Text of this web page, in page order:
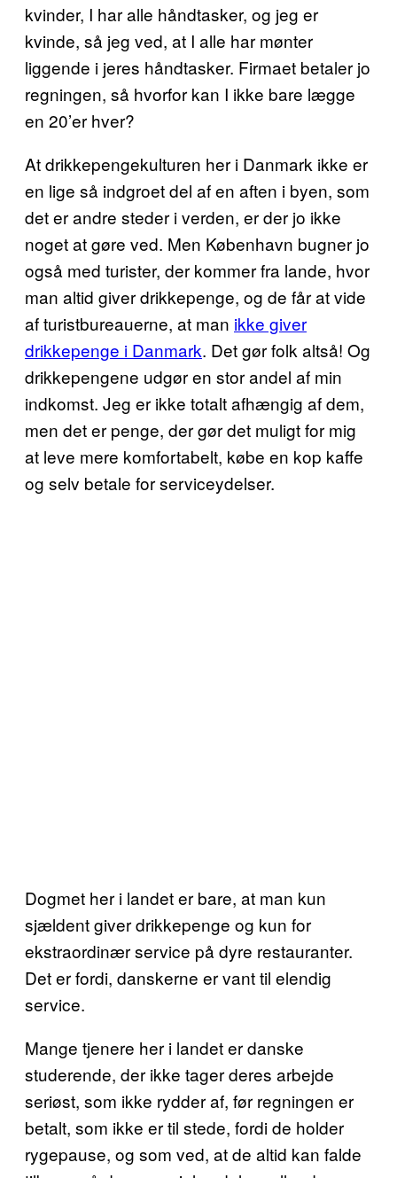
kvinder, I har alle håndtasker, og jeg er
kvinde, så jeg ved, at I alle har mønter
liggende i jeres håndtasker. Firmaet betaler jo
regningen, så hvorfor kan I ikke bare lægge
en 20’er hver?
At drikkepengekulturen her i Danmark ikke er
en lige så indgroet del af en aften i byen, som
det er andre steder i verden, er der jo ikke
noget at gøre ved. Men København bugner jo
også med turister, der kommer fra lande, hvor
man altid giver drikkepenge, og de får at vide
af turistbureauerne, at man ikke giver
drikkepenge i Danmark. Det gør folk altså! Og
drikkepengene udgør en stor andel af min
indkomst. Jeg er ikke totalt afhængig af dem,
men det er penge, der gør det muligt for mig
at leve mere komfortabelt, købe en kop kaffe
og selv betale for serviceydelser.
Dogmet her i landet er bare, at man kun
sjældent giver drikkepenge og kun for
ekstraordinær service på dyre restauranter.
Det er fordi, danskerne er vant til elendig
service.
Mange tjenere her i landet er danske
studerende, der ikke tager deres arbejde
seriøst, som ikke rydder af, før regningen er
betalt, som ikke er til stede, fordi de holder
rygepause, og som ved, at de altid kan falde